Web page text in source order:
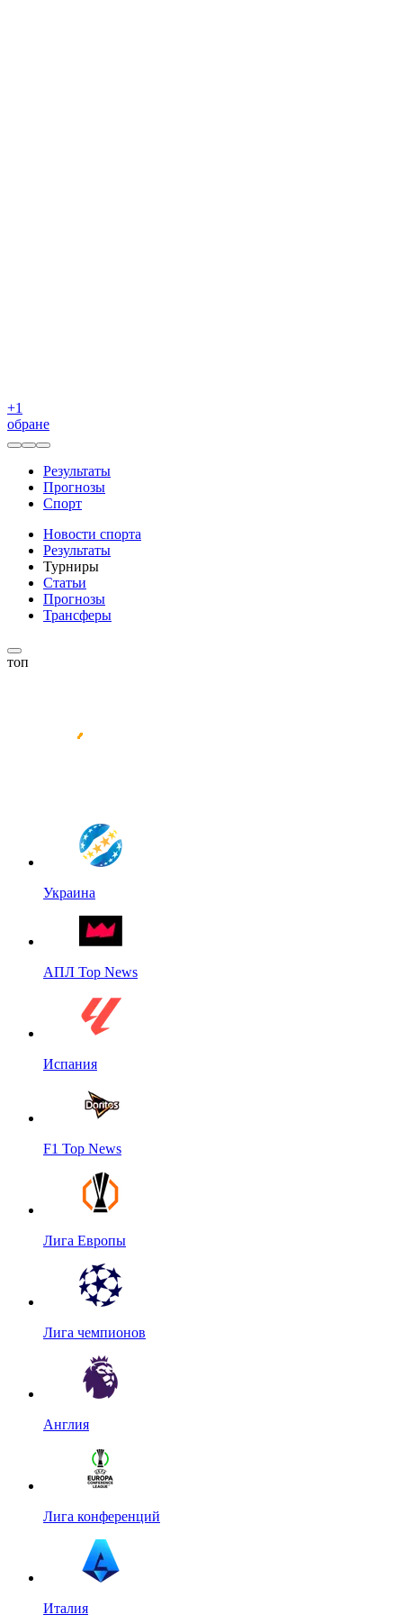
+1
обране
Результаты
Прогнозы
Спорт
Новости спорта
Результаты
Турниры
Статьи
Прогнозы
Трансферы
топ
Украина
АПЛ Top News
Испания
F1 Top News
Лига Европы
Лига чемпионов
Англия
Лига конференций
Италия